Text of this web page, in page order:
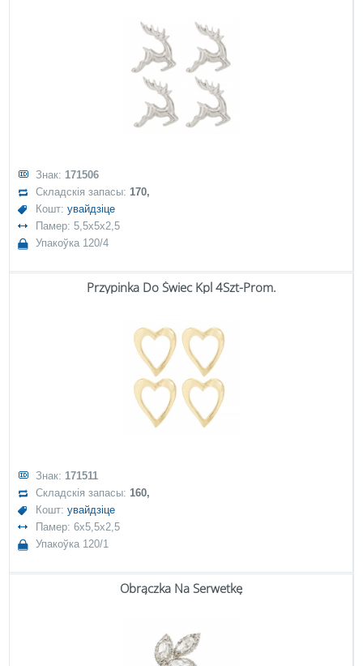
Знак: 171506
Складскія запасы:170,
Кошт:увайдзіце
Памер: 5,5x5x2,5
Упакоўка 120/4
Przypinka Do Świec Kpl 4Szt-Prom.
Знак: 171511
Складскія запасы:160,
Кошт:увайдзіце
Памер: 6x5,5x2,5
Упакоўка 120/1
Obrączka Na Serwetkę